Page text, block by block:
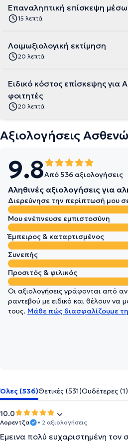
Επαναληπτική επίσκεψη μέσω
15 λεπτά
Λοιμωξιολογική εκτίμηση
20 λεπτά
Ειδικό κόστος επίσκεψης για
φοιτητές
20 λεπτά
Αξιολογήσεις
9.8Από 536 αξιολογήσεις
Αληθινές αξιολογήσεις για
Διερεύνησε την περίπτωσή μου
Μου ενέπνευσε εμπιστοσύνη
Έμπειρος & καταρτισμένος
Συνεπής
Προσιτός & φιλικός
Οι αξιολογήσεις γράφονται από
ραντεβού με ειδικό και θέλουν να
τους. Μάθε πώς διασφαλίζουμε
Όλες (536)Θετικές (531)Ουδέτερες (1)
10.0
Λορεντζα • 2 αξιολογήσεις
Έμεινα πολύ ευχαριστημένη τον